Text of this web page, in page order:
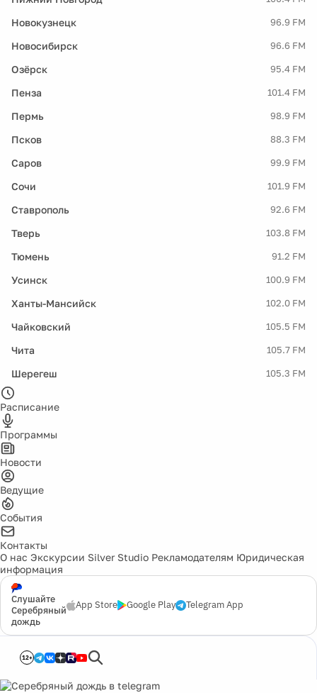
Новокузнецк 96.9 FM
Новосибирск 96.6 FM
Озёрск 95.4 FM
Пенза 101.4 FM
Пермь 98.9 FM
Псков 88.3 FM
Саров 99.9 FM
Сочи 101.9 FM
Ставрополь 92.6 FM
Тверь 103.8 FM
Тюмень 91.2 FM
Усинск 100.9 FM
Ханты-Мансийск 102.0 FM
Чайковский 105.5 FM
Чита 105.7 FM
Шерегеш 105.3 FM
Расписание
Программы
Новости
Ведущие
События
Контакты
О нас Экскурсии Silver Studio Рекламодателям Юридическая
информация
Слушайте
Серебряный
дождь
App Store Google Play Telegram App
12+